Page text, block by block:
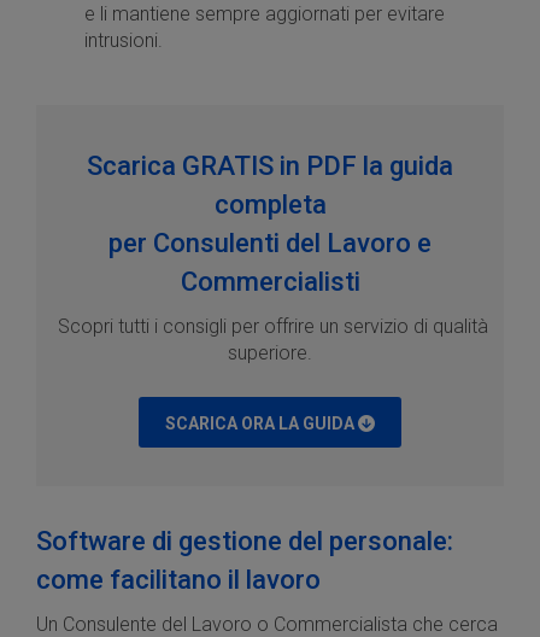
e li mantiene sempre aggiornati per evitare
intrusioni.
Scarica GRATIS in PDF la guida
completa
per Consulenti del Lavoro e
Commercialisti
Scopri tutti i consigli per offrire un servizio di qualità
superiore.
SCARICA ORA LA GUIDA
Software di gestione del personale:
come facilitano il lavoro
Un Consulente del Lavoro o Commercialista che cerca